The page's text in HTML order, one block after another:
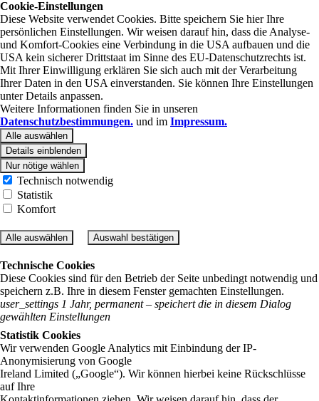
Cookie-Einstellungen
Diese Website verwendet Cookies. Bitte speichern Sie hier Ihre
persönlichen Einstellungen. Wir weisen darauf hin, dass die Analyse-
und Komfort-Cookies eine Verbindung in die USA aufbauen und die
USA kein sicherer Drittstaat im Sinne des EU-Datenschutzrechts ist.
Mit Ihrer Einwilligung erklären Sie sich auch mit der Verarbeitung
Ihrer Daten in den USA einverstanden. Sie können Ihre Einstellungen
unter Details anpassen.
Weitere Informationen finden Sie in unseren
Datenschutzbestimmungen. und im Impressum.
Alle auswählen
Details einblenden
Nur nötige wählen
Technisch notwendig
Statistik
Komfort
Alle auswählen Auswahl bestätigen
Technische Cookies
Diese Cookies sind für den Betrieb der Seite unbedingt notwendig und
speichern z.B. Ihre in diesem Fenster gemachten Einstellungen.
user_settings 1 Jahr, permanent – speichert die in diesem Dialog
gewählten Einstellungen
Statistik Cookies
Wir verwenden Google Analytics mit Einbindung der IP-
Anonymisierung von Google
Ireland Limited („Google“). Wir können hierbei keine Rückschlüsse
auf Ihre